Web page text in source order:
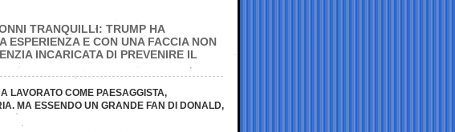
TRANQUILLI: TRUMP HA
ESPERIENZA E CON UNA FACCIA NON
INCARICATA DI PREVENIRE IL
LAVORATO COME PAESAGGISTA,
MA ESSENDO UN GRANDE FAN DI DONALD,